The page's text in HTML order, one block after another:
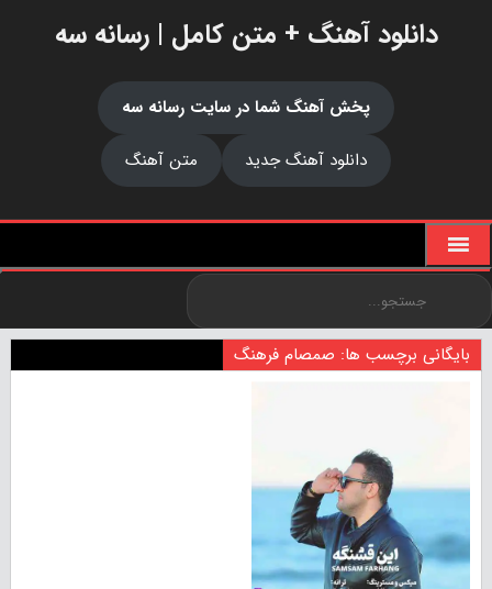
دانلود آهنگ + متن کامل | رسانه سه
پخش آهنگ شما در سایت رسانه سه
دانلود آهنگ جدید
متن آهنگ
بایگانی برچسب ها: صمصام فرهنگ